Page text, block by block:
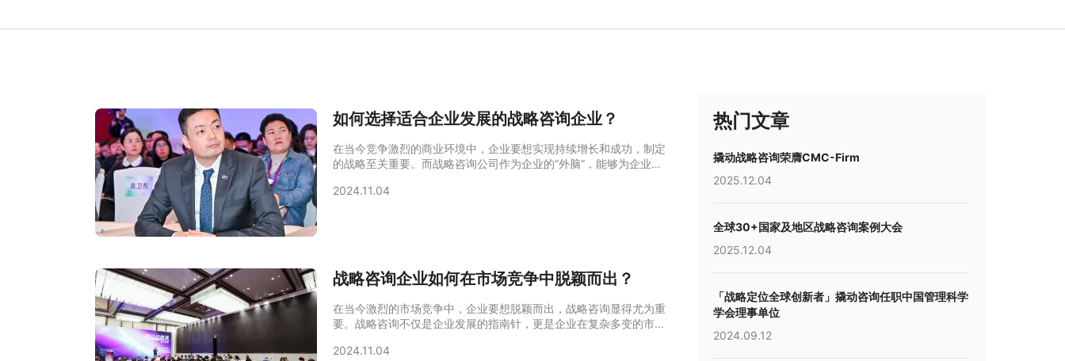
如何选择适合企业发展的战略咨询企业？
在当今竞争激烈的商业环境中，企业要想实现持续增长和成功，制定
的战略至关重要。而战略咨询公司作为企业的“外脑”，能够为企业提
如何选择适合自身发展的合作伙伴呢？本文将从多个角度探讨这一问
2024.11.04
战略咨询企业如何在市场竞争中脱颖而出？
在当今激烈的市场竞争中，企业要想脱颖而出，战略咨询显得尤为重
要。战略咨询不仅是企业发展的指南针，更是企业在复杂多变的市场
竞争中脱颖而出，从战略设计、商业模式、企业文化等多个维度进行
2024.11.04
热门文章
撬动战略咨询荣膺CMC-Firm
2025.12.04
全球30+国家及地区战略咨询案例大会
2025.12.04
「战略定位全球创新者」撬动咨询任职中国管理科学
学会理事单位
2024.09.12